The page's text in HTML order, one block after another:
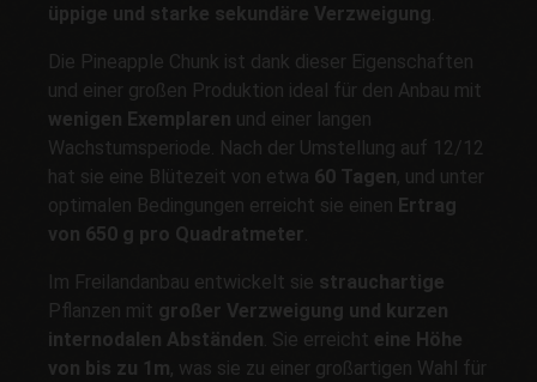
üppige und starke sekundäre Verzweigung
Die Pineapple Chunk ist dank dieser Eigenschaften
und einer großen Produktion ideal für den Anbau mit
wenigen Exemplaren und einer langen
Wachstumsperiode. Nach der Umstellung auf 12/12
hat sie eine Blütezeit von etwa 60 Tagen, und unter
optimalen Bedingungen erreicht sie einen Ertrag
von 650 g pro Quadratmeter
Im Freilandanbau entwickelt sie strauchartige
Pflanzen mit großer Verzweigung und kurzen
internodalen Abständen . Sie erreicht eine Höhe
von bis zu 1m, was sie zu einer großartigen Wahl für